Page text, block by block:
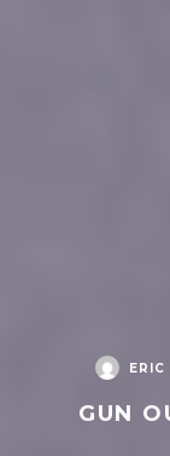
ERIC
GUN